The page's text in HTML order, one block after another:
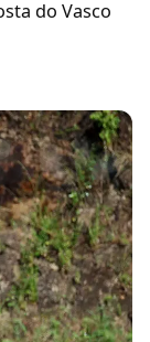
do Vasco